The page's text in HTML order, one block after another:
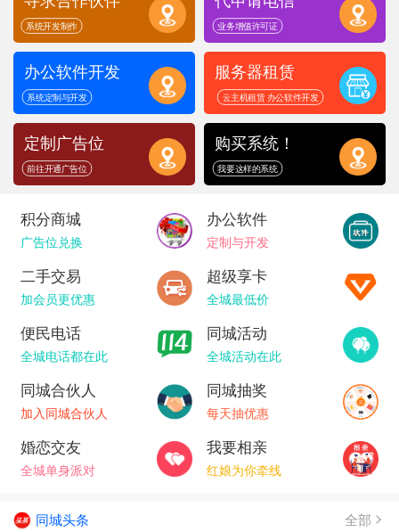
系统开发制作 业务增值许可证
办公软件开发
系统定制与开发
服务器租赁
云主机租赁 办公软件开发
定制广告位
前往开通广告位
购买系统！
我要这样的系统
积分商城
广告位兑换
办公软件
定制与开发
二手交易
加会员更优惠
超级享卡
全城最低价
便民电话
全城电话都在此
同城活动
全城活动在此
同城合伙人
加入同城合伙人
同城抽奖
每天抽优惠
婚恋交友
全城单身派对
我要相亲
红娘为你牵线
同城头条
全部